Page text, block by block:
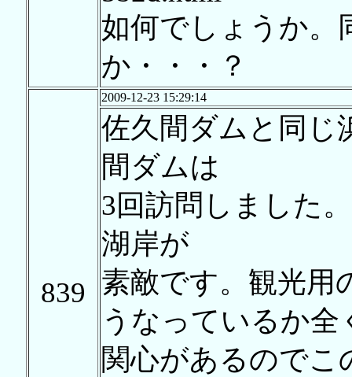
如何でしょうか。
か・・・？
839
2009-12-23 15:29:14
佐久間ダムと同じ
間ダムは
3回訪問しました
湖岸が
素敵です。観光用
うなっているか
関心があるのでこ